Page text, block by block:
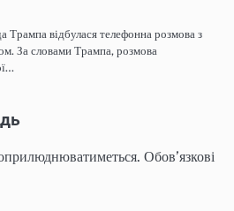
відбулася телефонна розмова з
За словами Трампа, розмова
Обов’язкові